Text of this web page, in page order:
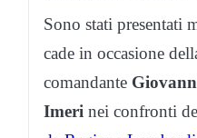
Sono stati presentati
cade in occasione
comandante
Imeri nei confronti